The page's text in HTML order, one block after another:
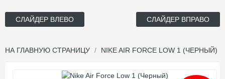
СЛАЙДЕР ВЛЕВО СЛАЙДЕР ВПРАВО
НА ГЛАВНУЮ СТРАНИЦУ NIKE AIR FORCE LOW 1 (ЧЕРНЫЙ)